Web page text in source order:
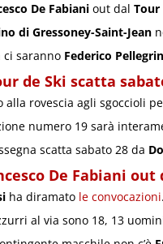
De Fabiani out dal Tour
di Gressoney-Saint-Jean
ci saranno Federico
de Ski scatta
alla rovescia agli sgoccioli
numero 19 sarà
scatta sabato 28 da
De Fabiani out
ha diramato le convocazioni.
al via sono 18, 13